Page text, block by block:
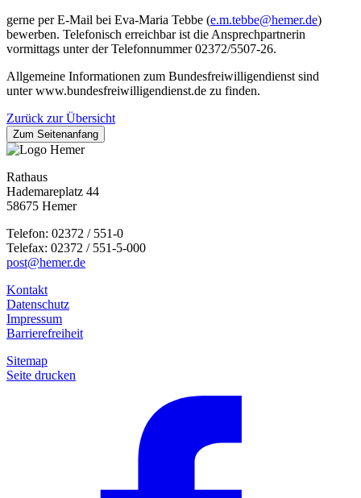
gerne per E-Mail bei Eva-Maria Tebbe (e.m.tebbe@​hemer.de)
bewerben. Telefonisch erreichbar ist die Ansprechpartnerin
vormittags unter der Telefonnummer 02372/5507-26.
Allgemeine Informationen zum Bundesfreiwilligendienst sind
unter www.bundesfreiwilligendienst.de zu finden.
Zurück zur Übersicht
Zum Seitenanfang
Rathaus
Hademareplatz 44
58675 Hemer
Telefon: 02372 / 551-0
Telefax: 02372 / 551-5-000
post@hemer.de
Kontakt
Datenschutz
Impressum
Barrierefreiheit
Sitemap
Seite drucken